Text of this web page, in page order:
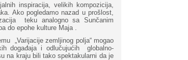
inspiracija, velikih kompozicija,
Ako pogledamo nazad u prošlost,
teku analogno sa Sunčanim
do epohe kulture Maja .
„Varijacije zemljinog polja“ mogao
događaja i odlučujućih globalno-
na kraju bili tako spektakularni da je